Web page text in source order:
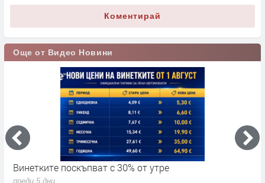
Коментирай
Още от Видео Новини
Винетките поскъпват с 30% от утре
преди 5 дни